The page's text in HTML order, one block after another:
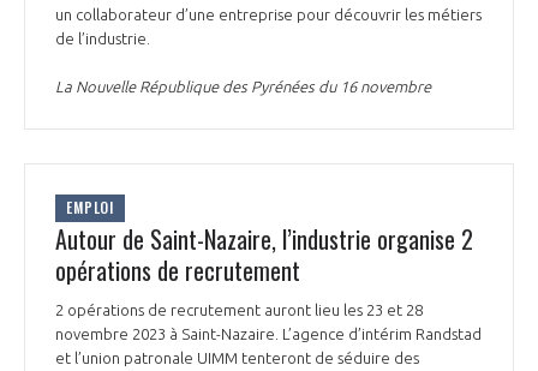
un collaborateur d’une entreprise pour découvrir les métiers
de l’industrie.
La Nouvelle République des Pyrénées du 16 novembre
EMPLOI
Autour de Saint-Nazaire, l’industrie organise 2
opérations de recrutement
2 opérations de recrutement auront lieu les 23 et 28
novembre 2023 à Saint-Nazaire. L’agence d’intérim Randstad
et l’union patronale UIMM tenteront de séduire des